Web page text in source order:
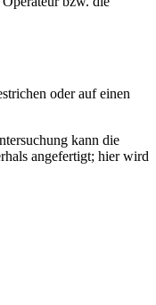
oder auf einen
kann die
angefertigt; hier wird